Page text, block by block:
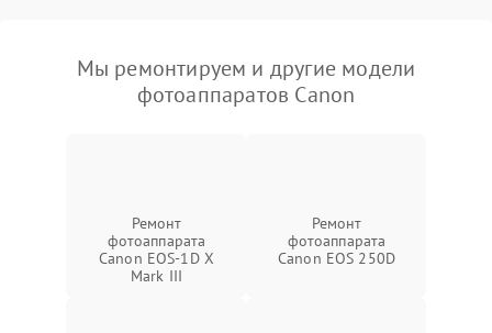
Мы ремонтируем и другие модели
фотоаппаратов Canon
Ремонт
фотоаппарата
Canon EOS‑1D X
Mark III
Ремонт
фотоаппарата
Canon EOS 250D